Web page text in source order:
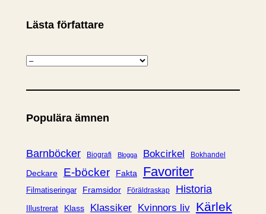
Lästa författare
K
t
g
r
i
Populära ämnen
Barnböcker Biografi Blogga Bokcirkel Bokhandel
Deckare E-böcker Fakta Favoriter
Filmatiseringar Framsidor Föräldraskap Historia
Illustrerat Klass Klassiker Kvinnors liv Kärlek